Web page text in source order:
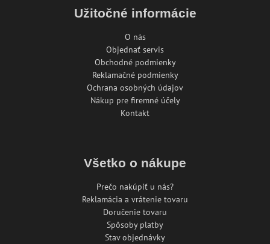
Užitočné informácie
O nás
Objednať servis
Obchodné podmienky
Reklamačné podmienky
Ochrana osobných údajov
Nákup pre firemné účely
Kontakt
Všetko o nákupe
Prečo nakúpiť u nás?
Reklamácia a vrátenie tovaru
Doručenie tovaru
Spôsoby platby
Stav objednávky